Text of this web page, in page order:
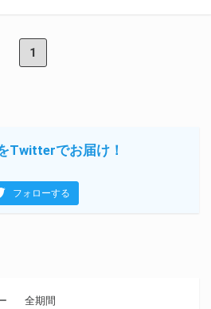
1
Twitterでお届け！
フォローする
全期間